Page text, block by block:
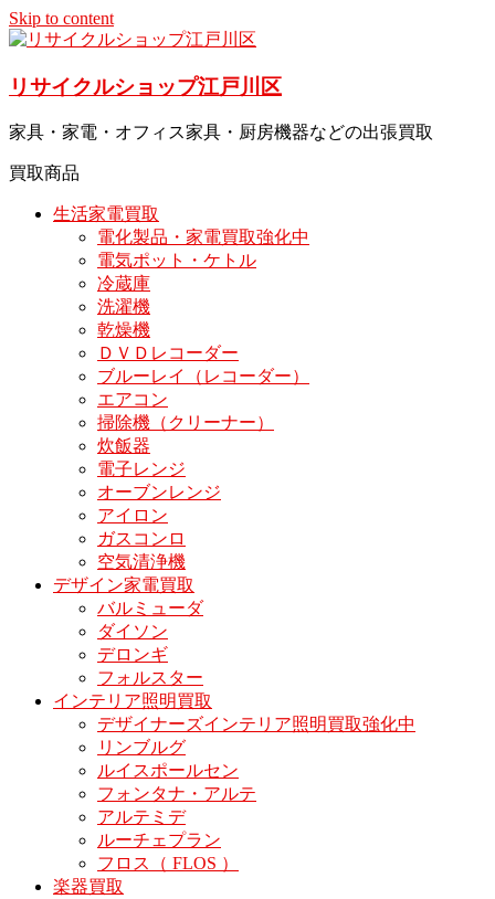
Skip to content
リサイクルショップ江戸川区
家具・家電・オフィス家具・厨房機器などの出張買取
買取商品
生活家電買取
電化製品・家電買取強化中
電気ポット・ケトル
冷蔵庫
洗濯機
乾燥機
ＤＶＤレコーダー
ブルーレイ（レコーダー）
エアコン
掃除機（クリーナー）
炊飯器
電子レンジ
オーブンレンジ
アイロン
ガスコンロ
空気清浄機
デザイン家電買取
バルミューダ
ダイソン
デロンギ
フォルスター
インテリア照明買取
デザイナーズインテリア照明買取強化中
リンブルグ
ルイスポールセン
フォンタナ・アルテ
アルテミデ
ルーチェプラン
フロス（ FLOS ）
楽器買取